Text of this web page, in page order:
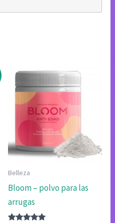
Belleza
Bloom – polvo para las
arrugas